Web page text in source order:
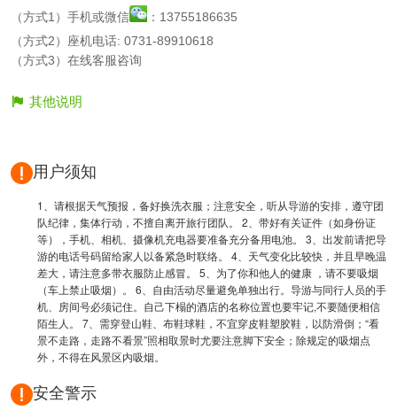
（方式1）手机或微信
：13755186635
（方式2）座机电话: 0731-89910618
（方式3）在线客服咨询
其他说明
用户须知
1、请根据天气预报，备好换洗衣服；注意安全，听从导游的安排，遵守团
队纪律，集体行动，不擅自离开旅行团队。 2、带好有关证件（如身份证
等），手机、相机、摄像机充电器要准备充分备用电池。 3、出发前请把导
游的电话号码留给家人以备紧急时联络。 4、天气变化比较快，并且早晚温
差大，请注意多带衣服防止感冒。 5、为了你和他人的健康 ，请不要吸烟
（车上禁止吸烟）。 6、自由活动尽量避免单独出行。导游与同行人员的手
机、房间号必须记住。自己下榻的酒店的名称位置也要牢记,不要随便相信
陌生人。 7、需穿登山鞋、布鞋球鞋，不宜穿皮鞋塑胶鞋，以防滑倒；“看
景不走路，走路不看景”照相取景时尤要注意脚下安全；除规定的吸烟点
外，不得在风景区内吸烟。
安全警示